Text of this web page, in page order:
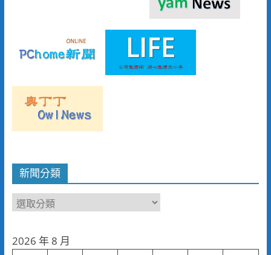
新聞分類
新
類
2026 年 8 月